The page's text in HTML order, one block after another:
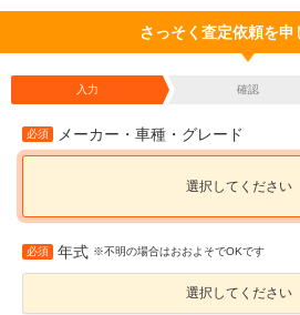
さっそく査定依頼を申
入力 確認
必須 メーカー・車種・グレード
選択してください
必須 年式 ※不明の場合はおおよそでOKです
選択してください